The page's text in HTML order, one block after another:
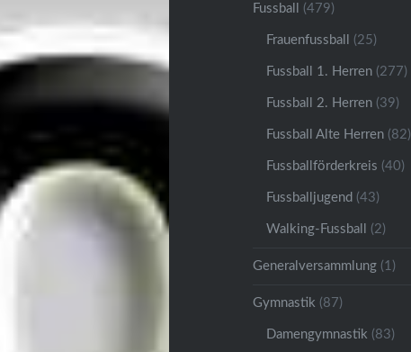
Fussball (479)
Frauenfussball (25)
Fussball 1. Herren (277)
Fussball 2. Herren (39)
Fussball Alte Herren (82)
Fussballförderkreis (40)
Fussballjugend (43)
Walking-Fussball (2)
Generalversammlung (1)
Gymnastik (87)
Damengymnastik (83)